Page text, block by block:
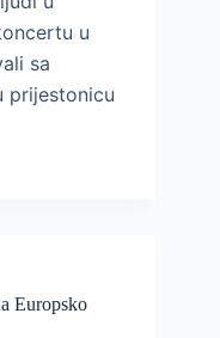
u
sa
prijestonicu
Europsko